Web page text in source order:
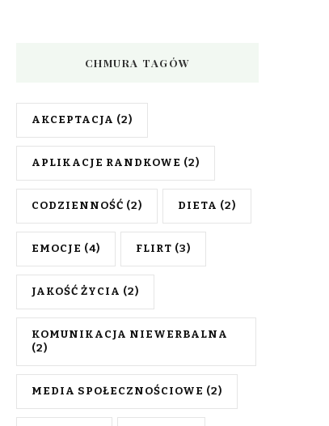
CHMURA TAGÓW
AKCEPTACJA (2)
APLIKACJE RANDKOWE (2)
CODZIENNOŚĆ (2) DIETA (2)
EMOCJE (4) FLIRT (3)
JAKOŚĆ ŻYCIA (2)
KOMUNIKACJA NIEWERBALNA
(2)
MEDIA SPOŁECZNOŚCIOWE (2)